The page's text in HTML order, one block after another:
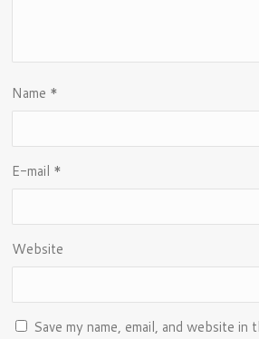
Name *
E-mail *
Website
Save my name, email, and website